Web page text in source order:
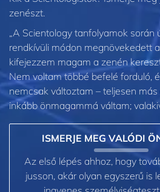
zenészt.
„A Scientology tanfolyamok során
rendkívüli módon megnövekedett
kifejezzem magam a zenén
Nem voltam többé befelé forduló,
nemcsak változtam – teljesen
inkább önmagammá váltam;
ISMERJE MEG VALÓDI
Az első lépés ahhoz, hogy
jusson, akár olyan egyszerű is